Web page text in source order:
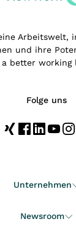
Arbeitswelt,
und ihre
a better working
Folge uns
Unternehmen
Newsroom